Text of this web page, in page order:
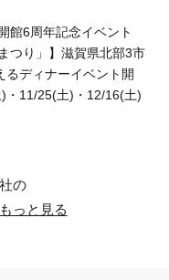
館6周年記念イベント
つり」】滋賀県北部3市
るディナーイベント開
・11/25(土)・12/16(土)
の
もっと見る